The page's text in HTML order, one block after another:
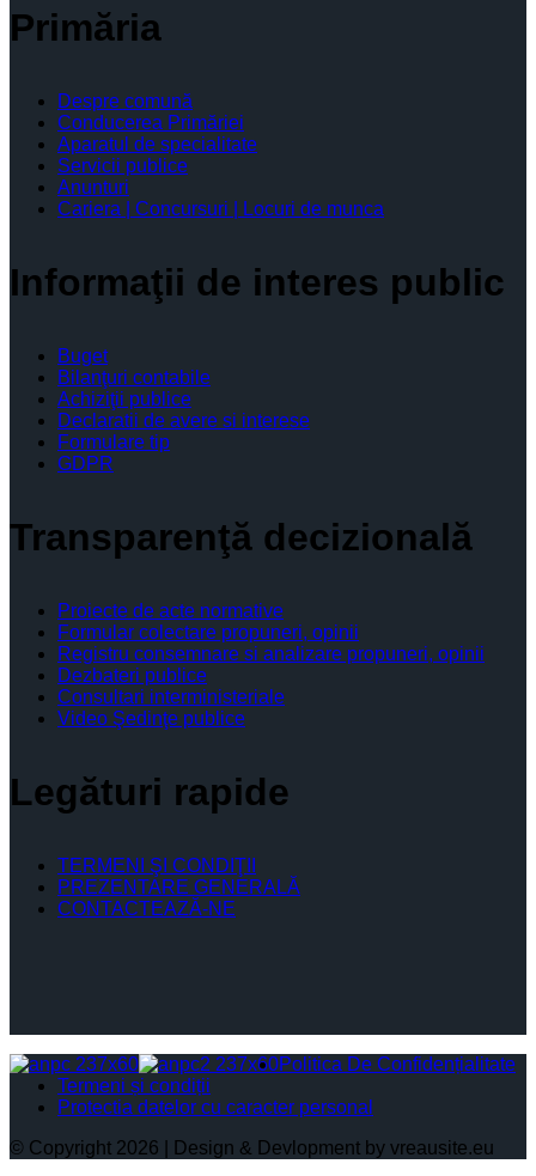
Primăria
Despre comună
Conducerea Primăriei
Aparatul de specialitate
Servicii publice
Anunturi
Cariera | Concursuri | Locuri de munca
Informaţii de interes public
Buget
Bilanţuri contabile
Achiziţii publice
Declaratii de avere si interese
Formulare tip
GDPR
Transparenţă decizională
Proiecte de acte normative
Formular colectare propuneri, opinii
Registru consemnare si analizare propuneri, opinii
Dezbateri publice
Consultari interministeriale
Video Şedinţe publice
Legături rapide
TERMENI ŞI CONDIŢII
PREZENTARE GENERALĂ
CONTACTEAZĂ-NE
Politica De Confidențialitate
Termeni și condiții
Protectia datelor cu caracter personal
© Copyright 2026 | Design & Devlopment by vreausite.eu